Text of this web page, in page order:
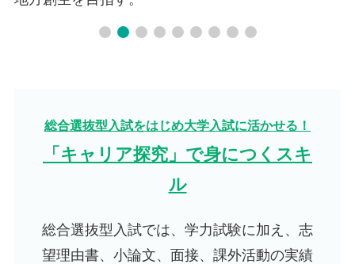
総合選抜型入試をはじめ大学入試に活かせる！
「キャリア探究」で身につくスキ
ル
総合選抜型入試では、学力試験に加え、志
望理由書、小論文、面接、課外活動の実績